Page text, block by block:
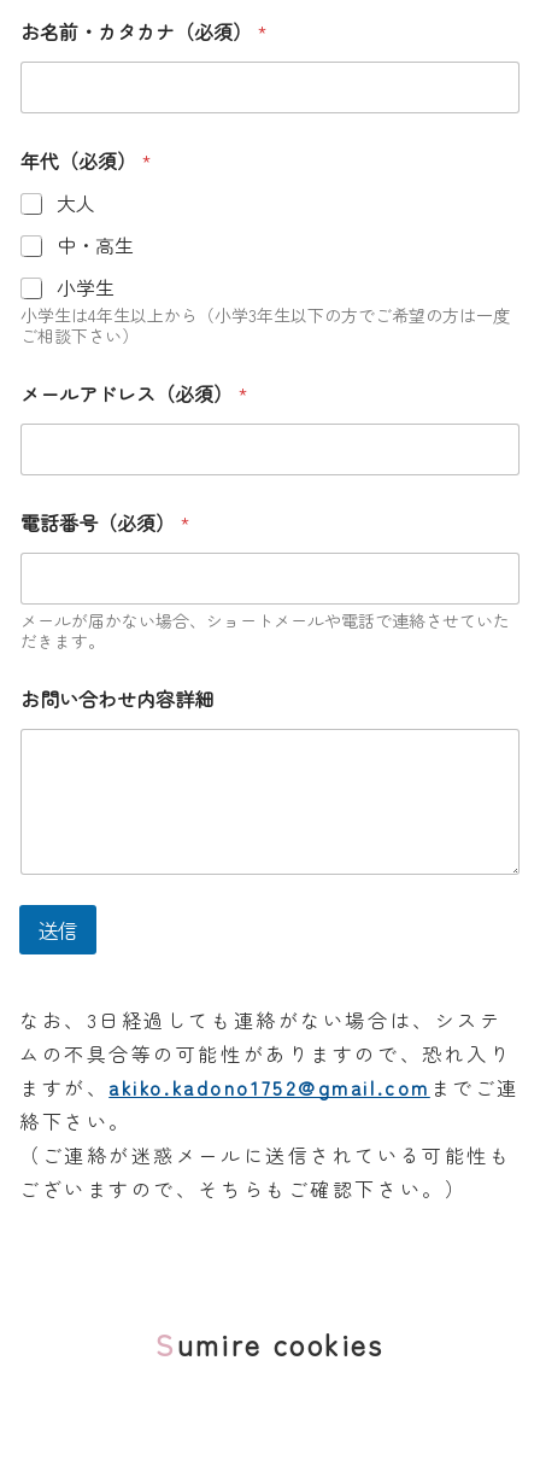
お名前・カタカナ（必須） *
年代（必須） *
大人
中・高生
小学生
小学生は4年生以上から（小学3年生以下の方でご希望の方は一度
ご相談下さい）
年
代
必
）
お
問
合
わ
せ
容
メールアドレス（必須） *
電話番号（必須） *
メールが届かない場合、ショートメールや電話で連絡させていた
だきます。
お問い合わせ内容詳細
送信
なお、3日経過しても連絡がない場合は、システ
ムの不具合等の可能性がありますので、恐れ入り
ますが、 akiko.kadono1752@gmail.com までご連
絡下さい。
（ご連絡が迷惑メールに送信されている可能性も
ございますので、そちらもご確認下さい。）
Sumire cookies